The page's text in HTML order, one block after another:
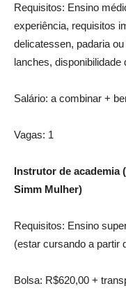
Requisitos: Ensino
experiência, requisitos
delicatessen, padaria
lanches, disponibilidade
Salário: a combinar +
Vagas: 1
Instrutor de academia
Simm Mulher)
Requisitos: Ensino
(estar cursando a partir
Bolsa: R$620,00 +